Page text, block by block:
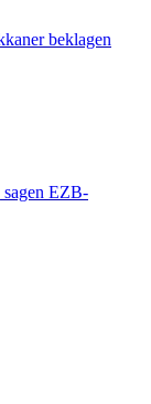
beklagen
EZB-